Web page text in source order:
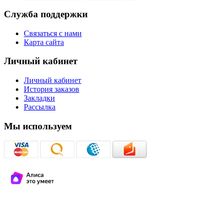
Служба поддержки
Связаться с нами
Карта сайта
Личный кабинет
Личный кабинет
История заказов
Закладки
Рассылка
Мы используем